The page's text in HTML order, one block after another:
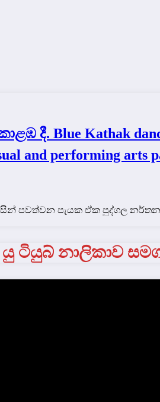
Kathak
and performing arts
පවත්වන පැයක ඒක පුද්ගල
ටියුබ් නාලිකාව